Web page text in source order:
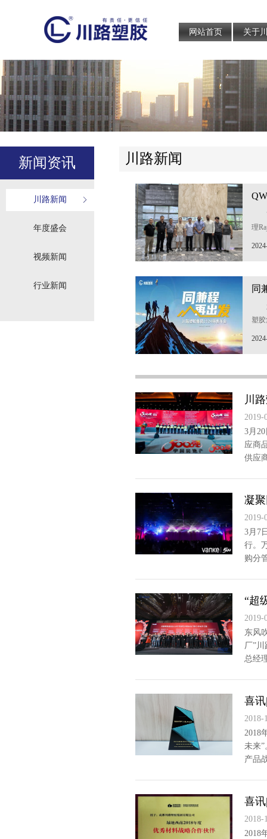
网站首页 关于
新闻资讯
川路新闻
年度盛会
视频新闻
行业新闻
川路新闻
理
全
同
塑
川
2019-
3月
应商
供应
凝
2019-
3月7
行。
购分
“超
2019-
东风
厂”
总经
喜
2018-
2018
未来
产品
喜
2018-
2018